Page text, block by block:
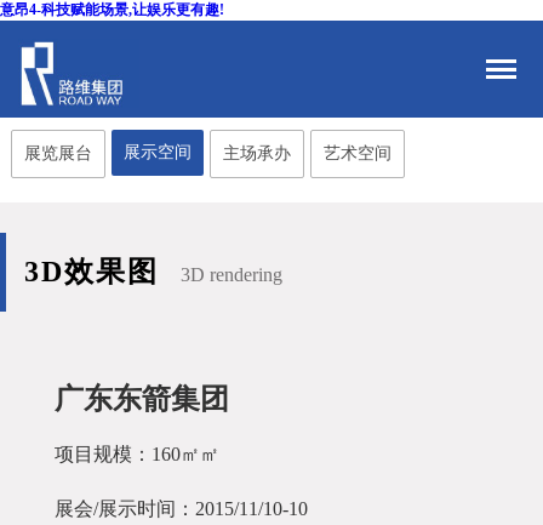
意昂4-科技赋能场景,让娱乐更有趣!
展览展台 展示空间 主场承办 艺术空间
3D效果图 3D rendering
广东东箭集团
项目规模：160㎡㎡
展会/展示时间：2015/11/10-10